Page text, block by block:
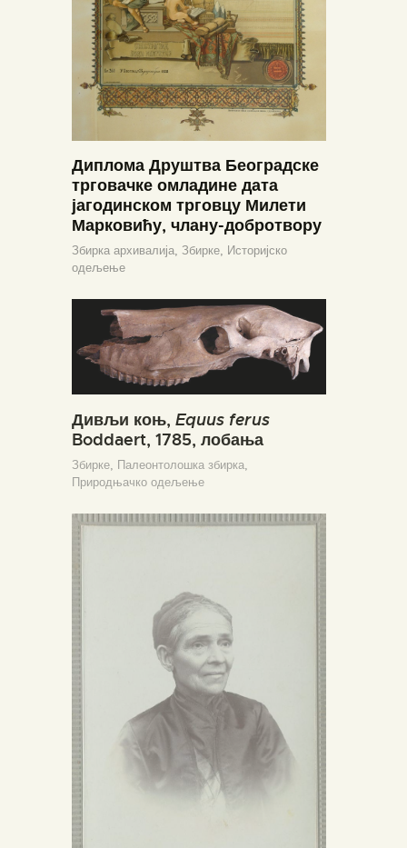
Диплома Друштва Београдске
трговачке омладине дата
јагодинском трговцу Милети
Марковићу, члану-добротвору
Збирка архивалија, Збирке, Историјско
одељење
Дивљи коњ, Equus ferus
Boddaert, 1785, лобања
Збирке, Палеонтолошка збирка,
Природњачко одељење